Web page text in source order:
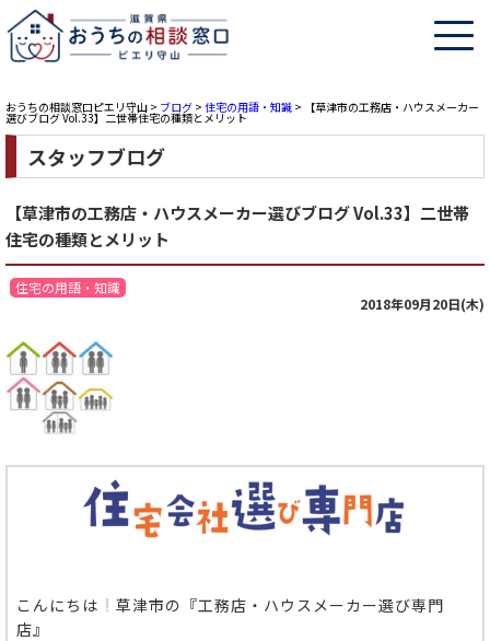
おうちの相談窓口ピエリ守山 > ブログ > 住宅の用語・知識 > 【草津市の工務店・ハウスメーカー
選びブログ Vol.33】二世帯住宅の種類とメリット
スタッフブログ
【草津市の工務店・ハウスメーカー選びブログ Vol.33】二世帯
住宅の種類とメリット
住宅の用語・知識
2018年09月20日(木)
こんにちは
草津市の『工務店・ハウスメーカー選び専門
店』